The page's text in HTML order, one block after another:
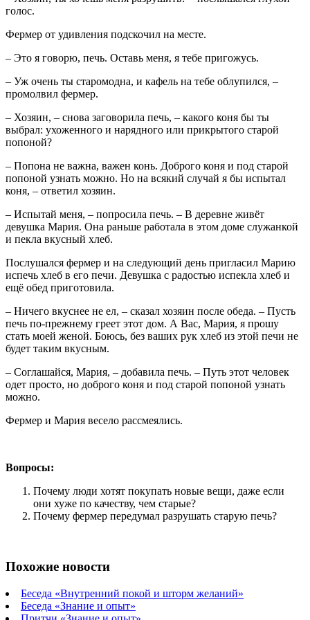
голос.
Фермер от удивления подскочил на месте.
– Это я говорю, печь. Оставь меня, я тебе пригожусь.
– Уж очень ты старомодна, и кафель на тебе облупился, –
промолвил фермер.
– Хозяин, – снова заговорила печь, – какого коня бы ты
выбрал: ухоженного и нарядного или прикрытого старой
попоной?
– Попона не важна, важен конь. Доброго коня и под старой
попоной узнать можно. Но на всякий случай я бы испытал
коня, – ответил хозяин.
– Испытай меня, – попросила печь. – В деревне живёт
девушка Мария. Она раньше работала в этом доме служанкой
и пекла вкусный хлеб.
Послушался фермер и на следующий день пригласил Марию
испечь хлеб в его печи. Девушка с радостью испекла хлеб и
ещё обед приготовила.
– Ничего вкуснее не ел, – сказал хозяин после обеда. – Пусть
печь по-прежнему греет этот дом. А Вас, Мария, я прошу
стать моей женой. Боюсь, без ваших рук хлеб из этой печи не
будет таким вкусным.
– Соглашайся, Мария, – добавила печь. – Путь этот человек
одет просто, но доброго коня и под старой попоной узнать
можно.
Фермер и Мария весело рассмеялись.
Вопросы:
Почему люди хотят покупать новые вещи, даже если
они хуже по качеству, чем старые?
Почему фермер передумал разрушать старую печь?
Похожие новости
Беседа «Внутренний покой и шторм желаний»
Беседа «Знание и опыт»